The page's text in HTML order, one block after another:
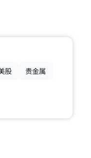
股
贵金属